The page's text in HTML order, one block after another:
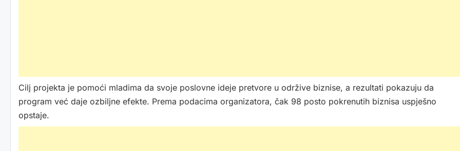
Cilj projekta je pomoći mladima da svoje poslovne ideje pretvore u održive biznise, a rezultati pokazuju da
program već daje ozbiljne efekte. Prema podacima organizatora, čak 98 posto pokrenutih biznisa uspješno
opstaje.